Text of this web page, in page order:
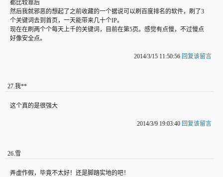
都比较靠后
然后我就邪恶的想起了之前收藏的一个据说可以刷百度排名的软件，刷了3
个关键词去到首页，一天能带来几十个IP。
现在在刷两个个每天上千的关键词，目前在第5页。感觉有点慢，不过慢点
好像安全点。
2014/3/15 11:50:56 回复该留言
27.我**
这个真的是很强大
2014/3/9 19:03:40 回复该留言
26.雪
弄虚作假，毕竟不太好！还是脚踏实地的吧！